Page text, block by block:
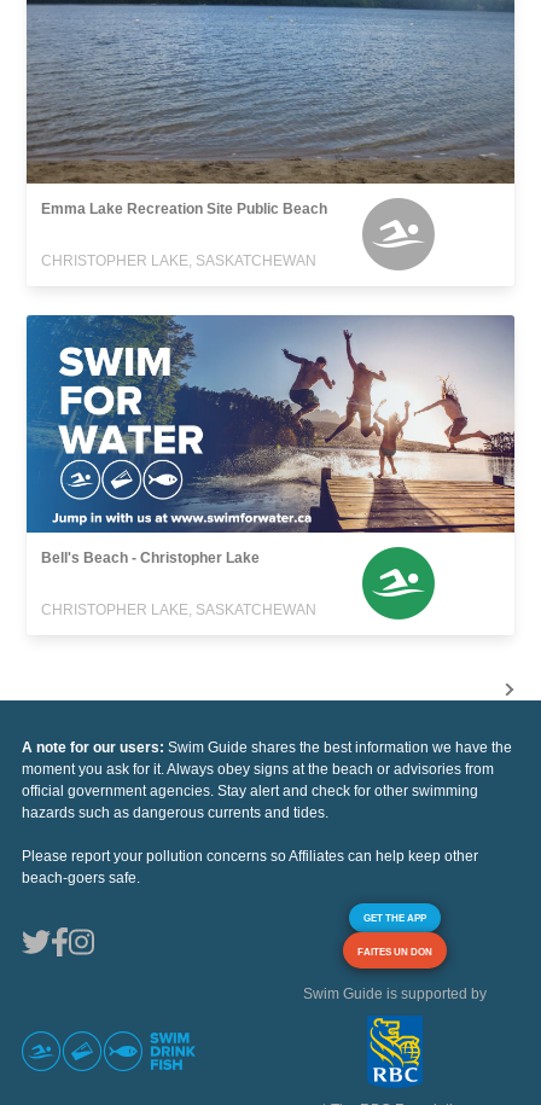
Emma Lake Recreation Site Public Beach
CHRISTOPHER LAKE, SASKATCHEWAN
Bell's Beach - Christopher Lake
CHRISTOPHER LAKE, SASKATCHEWAN
A note for our users: Swim Guide shares the best information we have the
moment you ask for it. Always obey signs at the beach or advisories from
official government agencies. Stay alert and check for other swimming
hazards such as dangerous currents and tides.
Please report your pollution concerns so Affiliates can help keep other
beach-goers safe.
GET THE APP
FAITES UN DON
Swim Guide is supported by